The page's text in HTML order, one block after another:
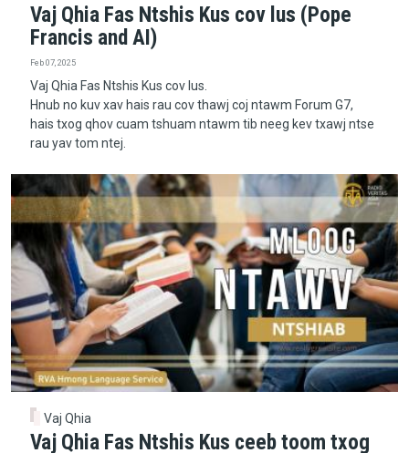
Vaj Qhia Fas Ntshis Kus cov lus (Pope
Francis and AI)
Feb 07, 2025
Vaj Qhia Fas Ntshis Kus cov lus.
Hnub no kuv xav hais rau cov thawj coj ntawm Forum G7,
hais txog qhov cuam tshuam ntawm tib neeg kev txawj ntse
rau yav tom ntej.
Vaj Qhia
Vaj Qhia Fas Ntshis Kus ceeb toom txog